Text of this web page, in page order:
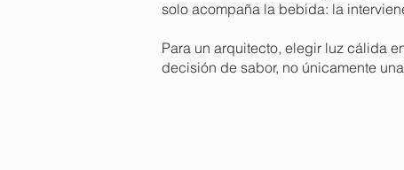
solo acompaña la bebida: la
Para un arquitecto, elegir luz cálida
decisión de sabor, no únicamente